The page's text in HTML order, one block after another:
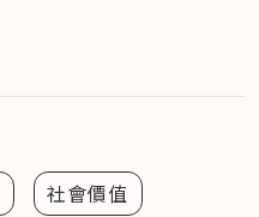
社會價值